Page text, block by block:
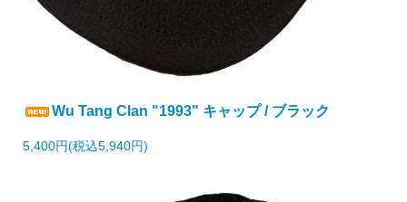
Wu Tang Clan "1993" キャップ / ブラック
5,400円(税込5,940円)